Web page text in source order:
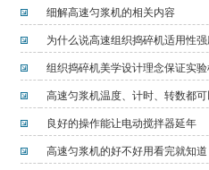
细解高速匀浆机的相关内容
为什么说高速组织捣碎机适用性
组织捣碎机美学设计理念保证实
高速匀浆机温度、计时、转数都
良好的操作能让电动搅拌器延年
高速匀浆机的好不好用看完就知道